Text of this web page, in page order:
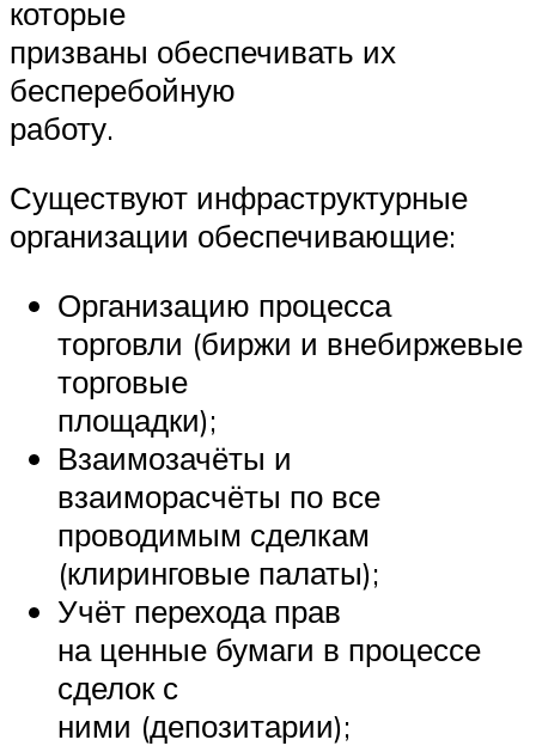
которые
призваны обеспечивать их
бесперебойную
работу.
Существуют инфраструктурные
организации обеспечивающие:
Организацию процесса
торговли (биржи и внебиржевые
торговые
площадки);
Взаимозачёты и
взаиморасчёты по все
проводимым сделкам
(клиринговые палаты);
Учёт перехода прав
на ценные бумаги в процессе
сделок с
ними (депозитарии);